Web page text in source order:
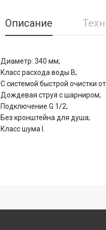
Описание
Диаметр: 340 мм;
Класс расхода воды B;
С системой быстрой очистки
Дождевая струя с шарниром;
Подключение G 1/2;
Без кронштейна для душа;
Класс шума I.